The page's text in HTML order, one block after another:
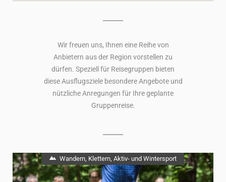
Wir freuen uns, Ihnen eine Reihe von
Anbietern aus der Region vorstellen zu
dürfen. Speziell für Reisegruppen bieten
diese Ausflugsziele besondere Angebote und
nützliche Anregungen für Ihre geplante
Gruppenreise.
Wandern, Klettern, Aktiv- und Wintersport